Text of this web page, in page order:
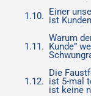
Einer
ist
Warum
Kunde”
Die
ist 5-mal
ist keine